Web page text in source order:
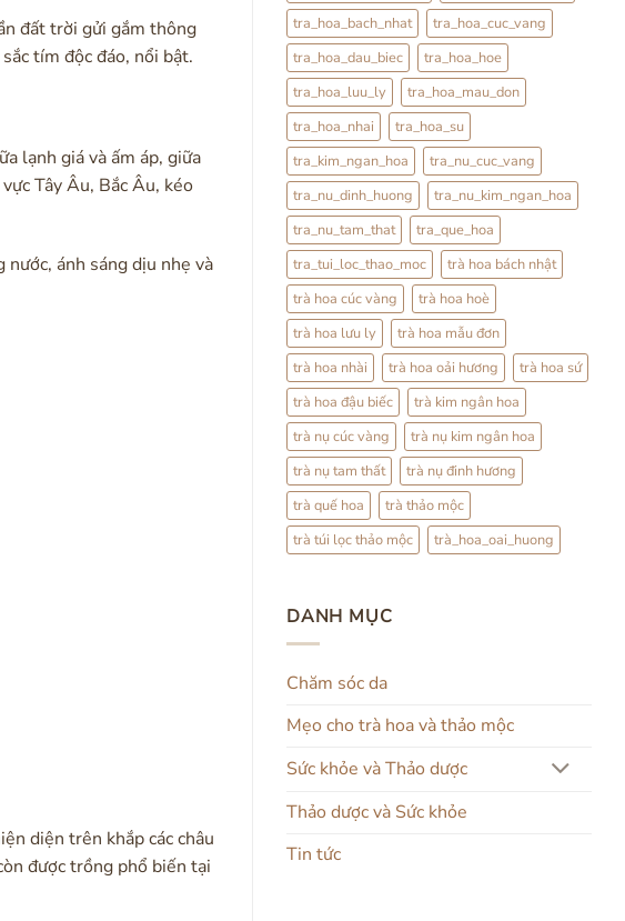
đất trời gửi gắm thông
tím độc đáo, nổi bật.
lạnh giá và ấm áp, giữa
Tây Âu, Bắc Âu, kéo
ánh sáng dịu nhẹ và
diện trên khắp các châu
được trồng phổ biến tại
tra_hoa_bach_nhat
tra_hoa_cuc_vang
tra_hoa_dau_biec
tra_hoa_hoe
tra_hoa_luu_ly
tra_hoa_mau_don
tra_hoa_nhai
tra_hoa_su
tra_kim_ngan_hoa
tra_nu_cuc_vang
tra_nu_dinh_huong
tra_nu_kim_ngan_hoa
tra_nu_tam_that
tra_que_hoa
tra_tui_loc_thao_moc
trà hoa bách nhật
trà hoa cúc vàng
trà hoa hoè
trà hoa lưu ly
trà hoa mẫu đơn
trà hoa nhài
trà hoa oải hương
trà hoa sứ
trà hoa đậu biếc
trà kim ngân hoa
trà nụ cúc vàng
trà nụ kim ngân hoa
trà nụ tam thất
trà nụ đinh hương
trà quế hoa
trà thảo mộc
trà túi lọc thảo mộc
trà_hoa_oai_huong
DANH MỤC
Chăm sóc da
Mẹo cho trà hoa và thảo mộc
Sức khỏe và Thảo dược
Thảo dược và Sức khỏe
Tin tức